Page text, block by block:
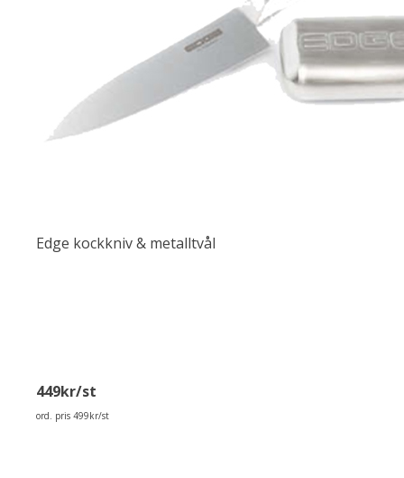
Edge kockkniv & metalltvål
449kr/st
ord. pris 499kr/st